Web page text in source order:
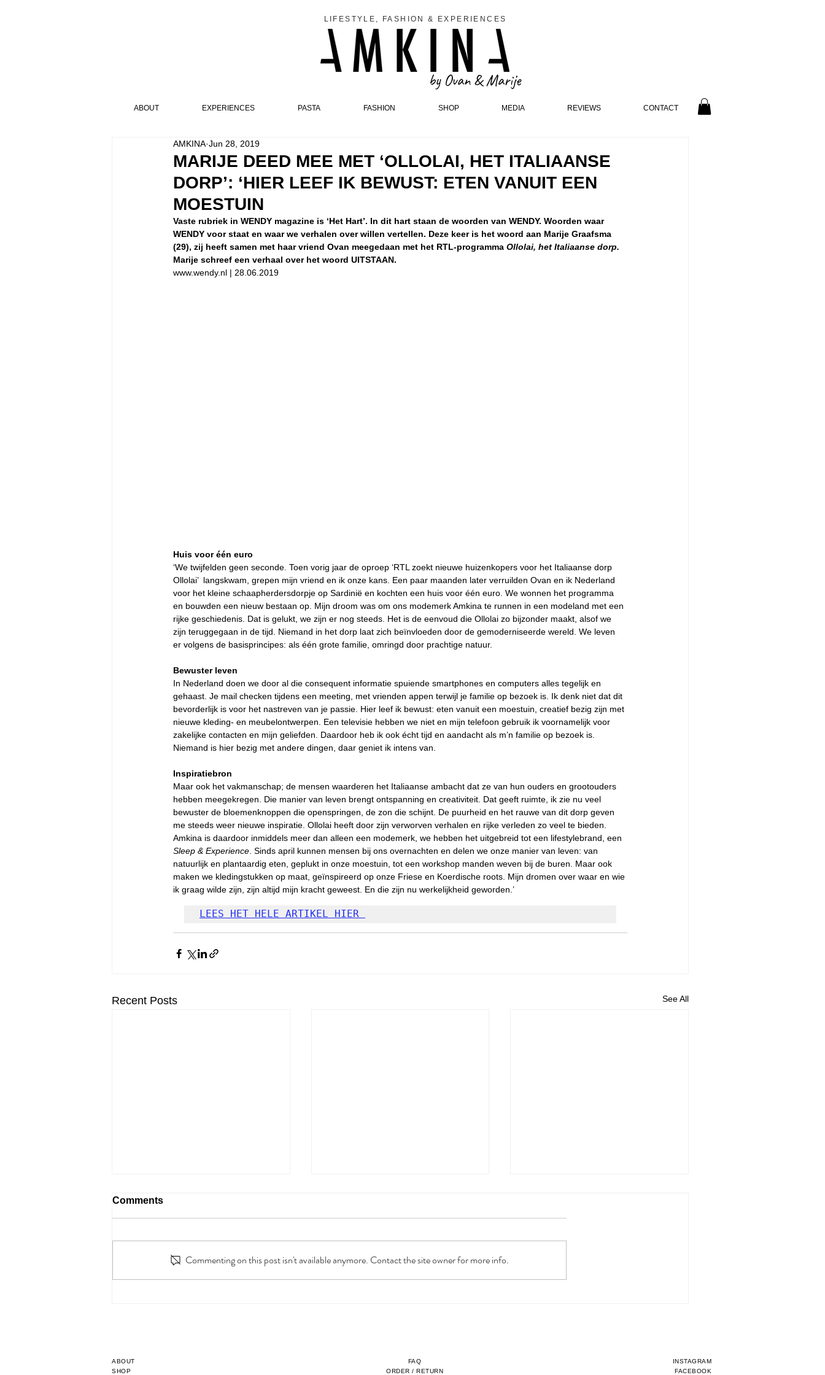
LIFESTYLE, FASHION & EXPERIENCES
by Ovan & Marije
ABOUT EXPERIENCES PASTA FASHION SHOP MEDIA REVIEWS CONTACT
MARIJE DEED MEE MET ‘OLLOLAI, HET ITALIAANSE
DORP’: ‘HIER LEEF IK BEWUST: ETEN VANUIT EEN
MOESTUIN
AMKINA Jun 28, 2019
Vaste rubriek in WENDY magazine is ‘Het Hart’. In dit hart staan de woorden van WENDY. Woorden waar
WENDY voor staat en waar we verhalen over willen vertellen. Deze keer is het woord aan Marije Graafsma
(29), zij heeft samen met haar vriend Ovan meegedaan met het RTL-programma Ollolai, het Italiaanse dorp.
Marije schreef een verhaal over het woord UITSTAAN.
www.wendy.nl | 28.06.2019
Huis voor één euro
‘We twijfelden geen seconde. Toen vorig jaar de oproep ‘RTL zoekt nieuwe huizenkopers voor het Italiaanse dorp
Ollolai’  langskwam, grepen mijn vriend en ik onze kans. Een paar maanden later verruilden Ovan en ik Nederland
voor het kleine schaapherdersdorpje op Sardinië en kochten een huis voor één euro. We wonnen het programma
en bouwden een nieuw bestaan op. Mijn droom was om ons modemerk Amkina te runnen in een modeland met een
rijke geschiedenis. Dat is gelukt, we zijn er nog steeds. Het is de eenvoud die Ollolai zo bijzonder maakt, alsof we
zijn teruggegaan in de tijd. Niemand in het dorp laat zich beïnvloeden door de gemoderniseerde wereld. We leven
er volgens de basisprincipes: als één grote familie, omringd door prachtige natuur.
Bewuster leven
In Nederland doen we door al die consequent informatie spuiende smartphones en computers alles tegelijk en
gehaast. Je mail checken tijdens een meeting, met vrienden appen terwijl je familie op bezoek is. Ik denk niet dat dit
bevorderlijk is voor het nastreven van je passie. Hier leef ik bewust: eten vanuit een moestuin, creatief bezig zijn met
nieuwe kleding- en meubelontwerpen. Een televisie hebben we niet en mijn telefoon gebruik ik voornamelijk voor
zakelijke contacten en mijn geliefden. Daardoor heb ik ook écht tijd en aandacht als m’n familie op bezoek is.
Niemand is hier bezig met andere dingen, daar geniet ik intens van.
Inspiratiebron
Maar ook het vakmanschap; de mensen waarderen het Italiaanse ambacht dat ze van hun ouders en grootouders
hebben meegekregen. Die manier van leven brengt ontspanning en creativiteit. Dat geeft ruimte, ik zie nu veel
bewuster de bloemenknoppen die openspringen, de zon die schijnt. De puurheid en het rauwe van dit dorp geven
me steeds weer nieuwe inspiratie. Ollolai heeft door zijn verworven verhalen en rijke verleden zo veel te bieden.
Amkina is daardoor inmiddels meer dan alleen een modemerk, we hebben het uitgebreid tot een lifestylebrand, een
Sleep & Experience . Sinds april kunnen mensen bij ons overnachten en delen we onze manier van leven: van
natuurlijk en plantaardig eten, geplukt in onze moestuin, tot een workshop manden weven bij de buren. Maar ook
maken we kledingstukken op maat, geïnspireerd op onze Friese en Koerdische roots. Mijn dromen over waar en wie
ik graag wilde zijn, zijn altijd mijn kracht geweest. En die zijn nu werkelijkheid geworden.’
LEES HET HELE ARTIKEL HIER
Recent Posts See All
4 PASTA TIPS
Comments
Commenting on this post isn't available anymore. Contact the site owner for more info.
ABOUT
SHOP
FAQ
ORDER / RETURN
INSTAGRAM
FACEBOOK